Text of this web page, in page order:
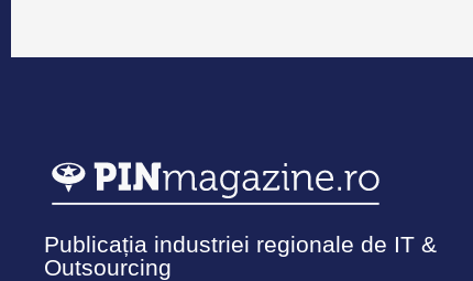
Publicația industriei regionale de IT &
Outsourcing